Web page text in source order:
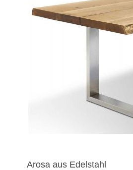
Arosa aus Edelstahl